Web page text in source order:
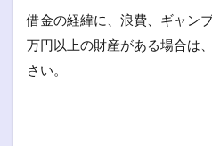
借金の経緯に、浪費、ギャン
万円以上の財産がある場合は
さい。